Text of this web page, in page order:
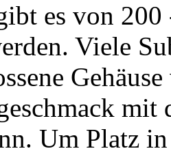
es von
Viele
mit
Um Platz